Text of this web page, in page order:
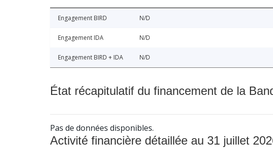
Engagement BIRD N/D
Engagement IDA N/D
Engagement BIRD + IDA N/D
État récapitulatif du financement de la
Pas de données disponibles.
Activité financière détaillée au 31 juillet